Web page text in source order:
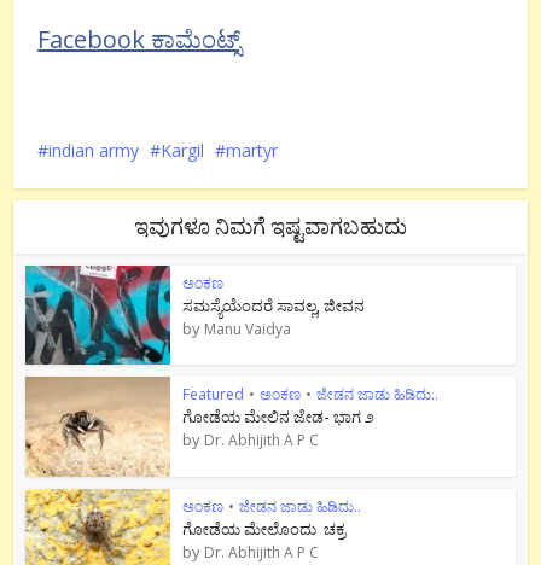
Facebook ಕಾಮೆಂಟ್ಸ್
indian army Kargil martyr
ಇವುಗಳೂ ನಿಮಗೆ ಇಷ್ಟವಾಗಬಹುದು
ಅಂಕಣ
ಸಮಸ್ಯೆಯೆಂದರೆ ಸಾವಲ್ಲ, ಜೀವನ
by Manu Vaidya
Featured • ಅಂಕಣ • ಜೇಡನ ಜಾಡು ಹಿಡಿದು..
ಗೋಡೆಯ ಮೇಲಿನ ಜೇಡ- ಭಾಗ ೨
by Dr. Abhijith A P C
ಅಂಕಣ • ಜೇಡನ ಜಾಡು ಹಿಡಿದು..
ಗೋಡೆಯ ಮೇಲೊಂದು ಚಕ್ರ
by Dr. Abhijith A P C